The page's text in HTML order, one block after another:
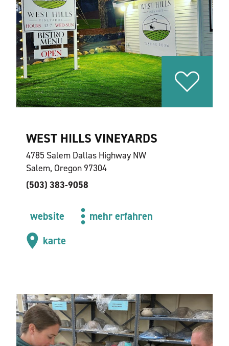
WEST HILLS VINEYARDS
4785 Salem Dallas Highway NW
Salem, Oregon 97304
(503) 383-9058
website
mehr erfahren
karte